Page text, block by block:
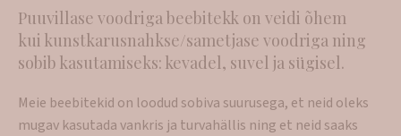
Puuvillase voodriga beebitekk on veidi õhem
kui kunstkarusnahkse/sametjase voodriga ning
sobib kasutamiseks: kevadel, suvel ja sügisel.
Meie beebitekid on loodud sobiva suurusega, et neid oleks
mugav kasutada vankris ja turvahällis ning et neid saaks